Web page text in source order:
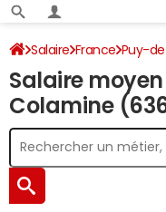
Salaire France Puy-
Salaire
Colamine